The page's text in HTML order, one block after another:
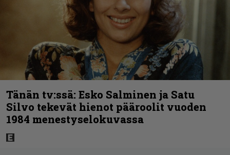
Tänän tv:ssä: Esko Salminen ja Satu
Silvo tekevät hienot pääroolit vuoden
1984 menestyselokuvassa